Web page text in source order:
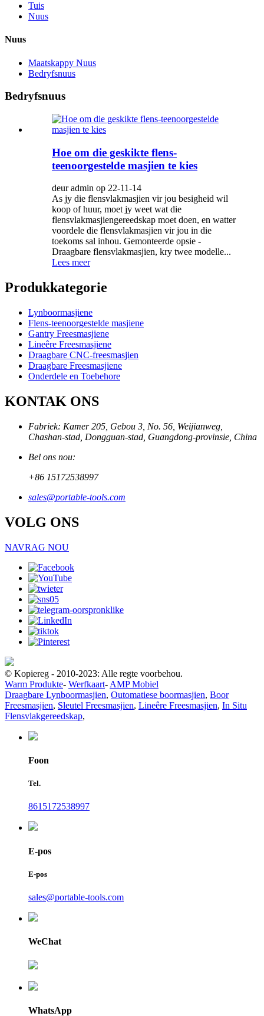
Tuis
Nuus
Nuus
Maatskappy Nuus
Bedryfsnuus
Bedryfsnuus
Hoe om die geskikte flens-
teenoorgestelde masjien te kies
deur admin op 22-11-14
As jy die flensvlakmasjien vir jou besigheid wil
koop of huur, moet jy weet wat die
flensvlakmasjiengereedskap moet doen, en watter
voordele die flensvlakmasjien vir jou in die
toekoms sal inhou. Gemonteerde opsie -
Draagbare flensvlakmasjien, kry twee modelle...
Lees meer
Produkkategorie
Lynboormasjiene
Flens-teenoorgestelde masjiene
Gantry Freesmasjiene
Lineêre Freesmasjiene
Draagbare CNC-freesmasjien
Draagbare Freesmasjiene
Onderdele en Toebehore
KONTAK ONS
Fabriek: Kamer 205, Gebou 3, No. 56, Weijianweg,
Chashan-stad, Dongguan-stad, Guangdong-provinsie, China
Bel ons nou:
+86 15172538997
sales@portable-tools.com
VOLG ONS
NAVRAG NOU
© Kopiereg - 2010-2023: Alle regte voorbehou.
Warm Produkte- Werfkaart- AMP Mobiel
Draagbare Lynboormasjien, Outomatiese boormasjien, Boor
Freesmasjien, Sleutel Freesmasjien, Lineêre Freesmasjien, In Situ
Flensvlakgereedskap,
Foon
Tel.
8615172538997
E-pos
E-pos
sales@portable-tools.com
WeChat
WhatsApp